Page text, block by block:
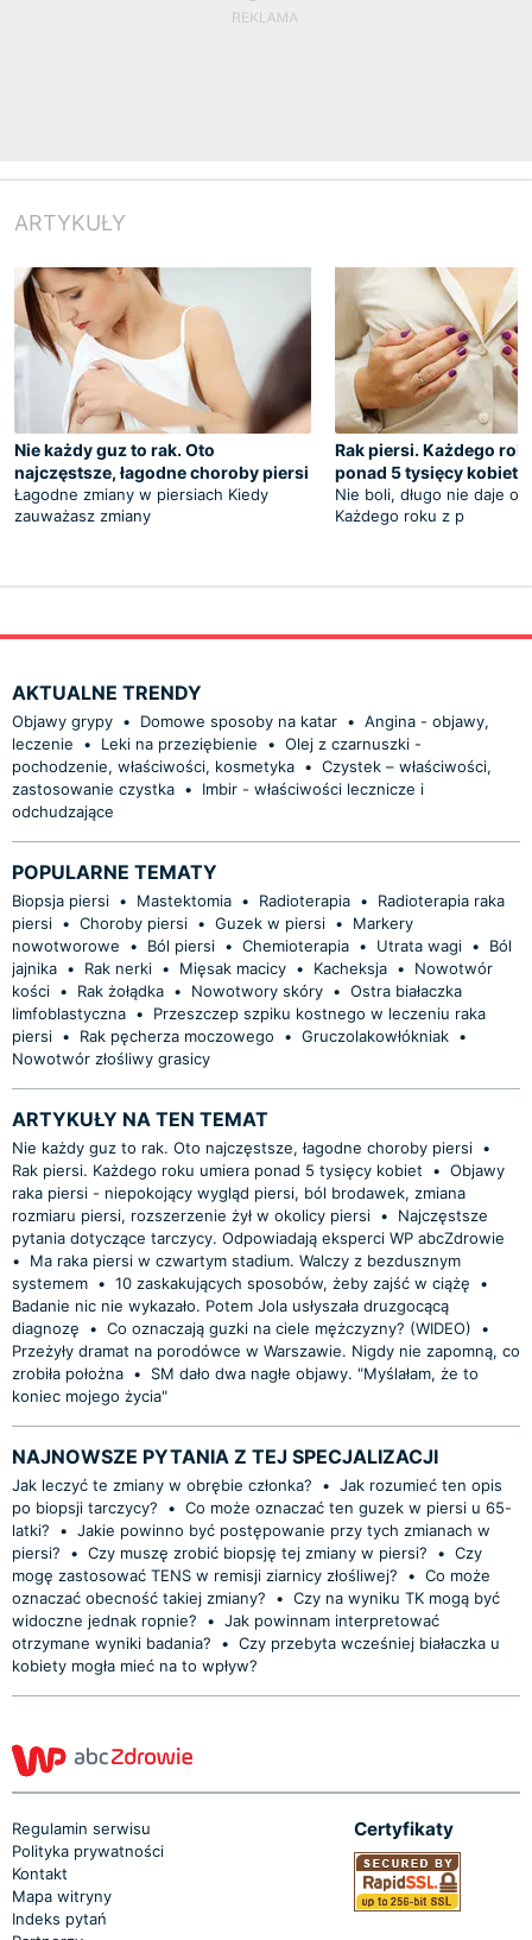
ARTYKUŁY
Nie każdy guz to rak. Oto
najczęstsze, łagodne choroby piersi
Łagodne zmiany w piersiach Kiedy
zauważasz zmiany
Rak piersi. Każdego
ponad 5 tysięcy kobiet
Nie boli, długo nie daje
Każdego roku z p
AKTUALNE TRENDY
Objawy grypy • Domowe sposoby na katar • Angina - objawy,
leczenie
• Leki na przeziębienie • Olej z czarnuszki -
pochodzenie, właściwości, kosmetyka • Czystek – właściwości,
zastosowanie czystka •
Imbir - właściwości lecznicze i
odchudzające
POPULARNE TEMATY
Biopsja piersi • Mastektomia • Radioterapia •
Radioterapia raka
piersi • Choroby piersi • Guzek w piersi •
Markery
nowotworowe
• Ból piersi • Chemioterapia • Utrata wagi •
Ból
jajnika • Rak nerki • Mięsak macicy • Kacheksja •
Nowotwór
kości • Rak żołądka • Nowotwory skóry • Ostra białaczka
limfoblastyczna •
Przeszczep szpiku kostnego w leczeniu raka
piersi • Rak pęcherza moczowego • Gruczolakowłókniak •
Nowotwór złośliwy grasicy
ARTYKUŁY NA TEN TEMAT
Nie każdy guz to rak. Oto najczęstsze, łagodne choroby piersi •
Rak piersi. Każdego roku umiera ponad 5 tysięcy kobiet
• Objawy
raka piersi - niepokojący wygląd piersi, ból brodawek, zmiana
rozmiaru piersi, rozszerzenie żył w okolicy piersi •
Najczęstsze
pytania dotyczące tarczycy. Odpowiadają eksperci WP abcZdrowie
•
Ma raka piersi w czwartym stadium. Walczy z bezdusznym
systemem • 10 zaskakujących sposobów, żeby zajść w ciążę
•
Badanie nic nie wykazało. Potem Jola usłyszała druzgocącą
diagnozę
• Co oznaczają guzki na ciele mężczyzny? (WIDEO)
•
Przeżyły dramat na porodówce w Warszawie. Nigdy nie zapomną, co
zrobiła położna •
SM dało dwa nagłe objawy. "Myślałam, że to
koniec mojego życia"
NAJNOWSZE PYTANIA Z TEJ SPECJALIZACJI
Jak leczyć te zmiany w obrębie członka? • Jak rozumieć ten opis
po biopsji tarczycy?
• Co może oznaczać ten guzek w piersi u 65-
latki?
• Jakie powinno być postępowanie przy tych zmianach w
piersi?
• Czy muszę zrobić biopsję tej zmiany w piersi? • Czy
mogę zastosować TENS w remisji ziarnicy złośliwej?
• Co może
oznaczać obecność takiej zmiany?
• Czy na wyniku TK mogą być
widoczne jednak ropnie?
• Jak powinnam interpretować
otrzymane wyniki badania?
• Czy przebyta wcześniej białaczka u
kobiety mogła mieć na to wpływ?
Regulamin serwisu
Polityka prywatności
Kontakt
Mapa witryny
Indeks pytań
Certyfikaty